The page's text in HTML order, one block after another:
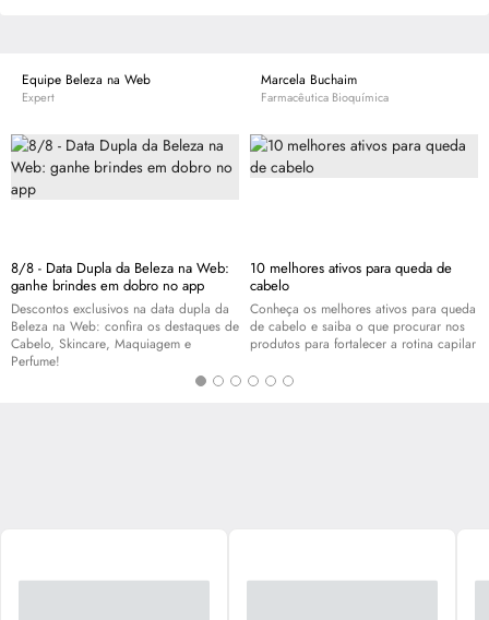
Equipe Beleza na Web
Expert
8/8 - Data Dupla da Beleza na Web:
ganhe brindes em dobro no app
Descontos exclusivos na data dupla da
Beleza na Web: confira os destaques de
Cabelo, Skincare, Maquiagem e
Perfume!
Marcela Buchaim
Farmacêutica Bioquímica
10 melhores ativos para queda de
cabelo
Conheça os melhores ativos para queda
de cabelo e saiba o que procurar nos
produtos para fortalecer a rotina capilar